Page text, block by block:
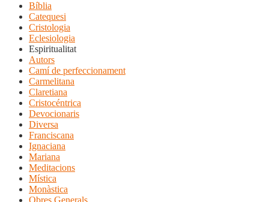
Bíblia
Catequesi
Cristologia
Eclesiologia
Espiritualitat
Autors
Camí de perfeccionament
Carmelitana
Claretiana
Cristocéntrica
Devocionaris
Diversa
Franciscana
Ignaciana
Mariana
Meditacions
Mística
Monàstica
Obres Generals